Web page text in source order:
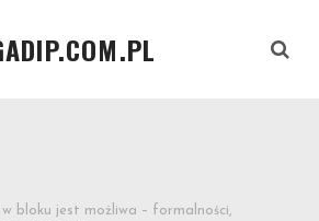
bloku jest możliwa – formalności,